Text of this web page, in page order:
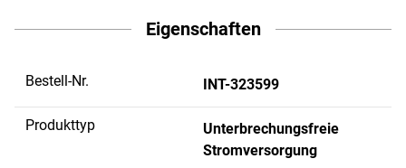
Eigenschaften
Bestell-Nr. INT-323599
Produkttyp
Unterbrechungsfreie
Stromversorgung